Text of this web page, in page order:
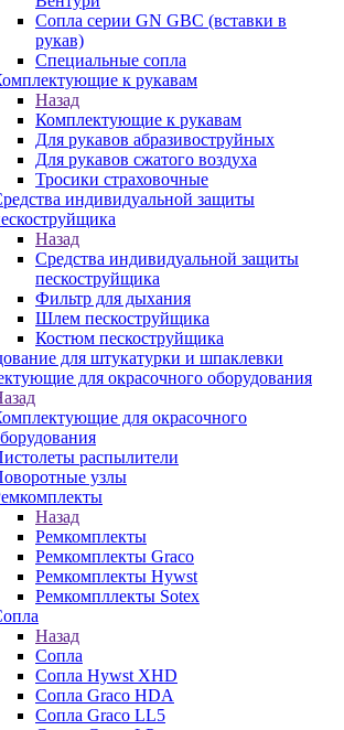
Сопла серии GN GBC (вставки в
рукав)
Специальные сопла
к рукавам
Назад
Комплектующие к рукавам
Для рукавов абразивоструйных
Для рукавов сжатого воздуха
Тросики страховочные
индивидуальной защиты
Назад
Средства индивидуальной защиты
пескоструйщика
Фильтр для дыхания
Шлем пескоструйщика
Костюм пескоструйщика
для штукатурки и шпаклевки
для окрасочного оборудования
для окрасочного
распылители
узлы
Назад
Ремкомплекты
Ремкомплекты Graco
Ремкомплекты Hywst
Ремкомпллекты Sotex
Назад
Сопла
Сопла Hywst XHD
Сопла Graco HDA
Сопла Graco LL5